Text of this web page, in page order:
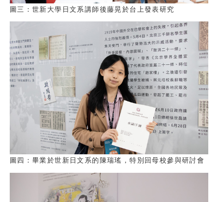
圖三：世新大學日文系講師後藤晃於台上發表研究
圖四：畢業於世新日文系的陳瑞瑤，特別回母校參與研討會